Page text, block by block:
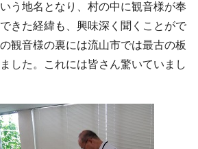
う地名となり、村の中に観音様が奉
きた経緯も、興味深く聞くことがで
観音様の裏には流山市では最古の板
した。これには皆さん驚いていまし